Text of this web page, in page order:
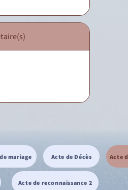
mariage Acte de Décès
Acte de reconnaissance 2
Acte